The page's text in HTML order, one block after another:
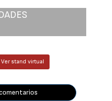
Ver stand virtual